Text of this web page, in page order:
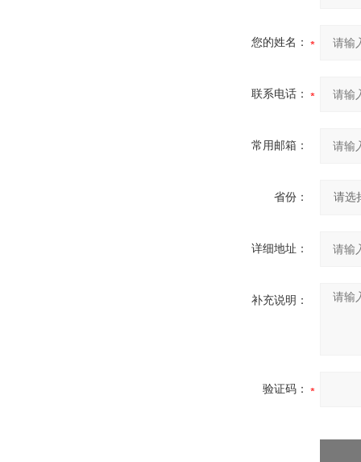
您的姓名：
联系电话：
常用邮箱：
省份：
详细地址：
补充说明：
验证码：